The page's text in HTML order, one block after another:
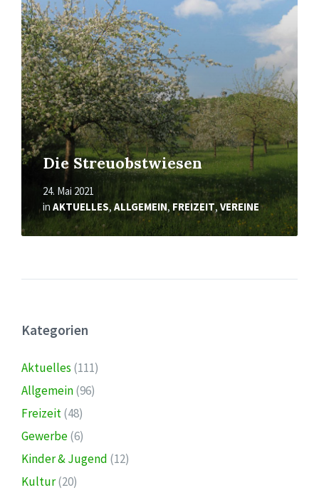
Die Streuobstwiesen
24. Mai 2021
in AKTUELLES, ALLGEMEIN, FREIZEIT, VEREINE
Kategorien
Aktuelles (111)
Allgemein(96)
Freizeit(48)
Gewerbe(6)
Kinder & Jugend (12)
Kultur(20)